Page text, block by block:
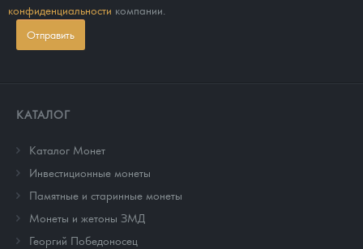
конфиденциальности компании.
Отправить
КАТАЛОГ
Каталог Монет
Инвестиционные монеты
Памятные и старинные монеты
Монеты и жетоны ЗМД
Георгий Победоносец